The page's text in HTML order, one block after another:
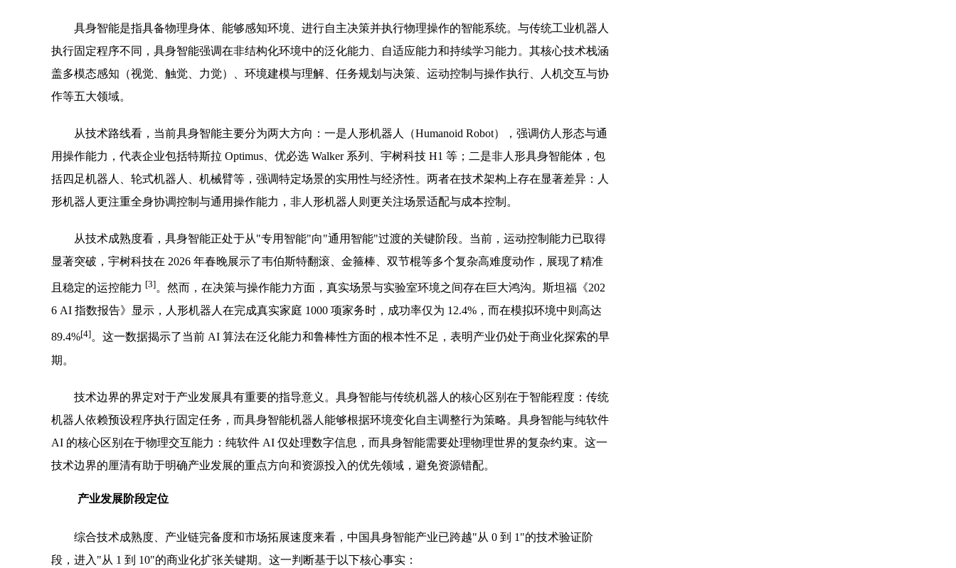
具身智能是指具备物理身体、能够感知环境、进行自主决策并执行物理操作的智能系统。与传统工业机器人
执行固定程序不同，具身智能强调在非结构化环境中的泛化能力、自适应能力和持续学习能力。其核心技术栈涵
盖多模态感知（视觉、触觉、力觉）、环境建模与理解、任务规划与决策、运动控制与操作执行、人机交互与协
作等五大领域。
从技术路线看，当前具身智能主要分为两大方向：一是人形机器人（Humanoid Robot），强调仿人形态与通
用操作能力，代表企业包括特斯拉 Optimus、优必选 Walker 系列、宇树科技 H1 等；二是非人形具身智能体，包
括四足机器人、轮式机器人、机械臂等，强调特定场景的实用性与经济性。两者在技术架构上存在显著差异：人
形机器人更注重全身协调控制与通用操作能力，非人形机器人则更关注场景适配与成本控制。
从技术成熟度看，具身智能正处于从"专用智能"向"通用智能"过渡的关键阶段。当前，运动控制能力已取得
显著突破，宇树科技在 2026 年春晚展示了韦伯斯特翻滚、金箍棒、双节棍等多个复杂高难度动作，展现了精准
且稳定的运控能力 [3]。然而，在决策与操作能力方面，真实场景与实验室环境之间存在巨大鸿沟。斯坦福《202
6 AI 指数报告》显示，人形机器人在完成真实家庭 1000 项家务时，成功率仅为 12.4%，而在模拟环境中则高达
89.4%[4]。这一数据揭示了当前 AI 算法在泛化能力和鲁棒性方面的根本性不足，表明产业仍处于商业化探索的早
期。
技术边界的界定对于产业发展具有重要的指导意义。具身智能与传统机器人的核心区别在于智能程度：传统
机器人依赖预设程序执行固定任务，而具身智能机器人能够根据环境变化自主调整行为策略。具身智能与纯软件
AI 的核心区别在于物理交互能力：纯软件 AI 仅处理数字信息，而具身智能需要处理物理世界的复杂约束。这一
技术边界的厘清有助于明确产业发展的重点方向和资源投入的优先领域，避免资源错配。
产业发展阶段定位
综合技术成熟度、产业链完备度和市场拓展速度来看，中国具身智能产业已跨越"从 0 到 1"的技术验证阶
段，进入"从 1 到 10"的商业化扩张关键期。这一判断基于以下核心事实：